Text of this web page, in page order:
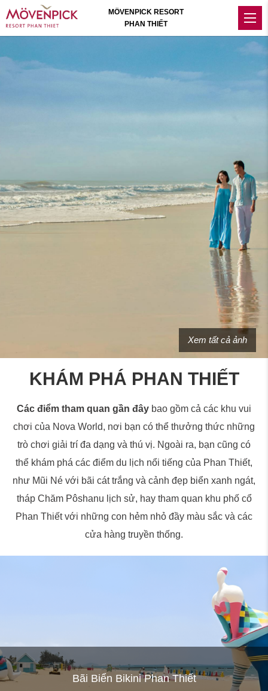
Xem tất cả ảnh
KHÁM PHÁ PHAN THIẾT
Các điểm tham quan gần đây bao gồm cả các khu vui
chơi của Nova World, nơi bạn có thể thưởng thức những
trò chơi giải trí đa dạng và thú vị. Ngoài ra, bạn cũng có
thể khám phá các điểm du lịch nổi tiếng của Phan Thiết,
như Mũi Né với bãi cát trắng và cảnh đẹp biển xanh ngát,
tháp Chăm Pôshanu lịch sử, hay tham quan khu phố cổ
Phan Thiết với những con hẻm nhỏ đầy màu sắc và các
cửa hàng truyền thống.
Bãi Biển Bikini Phan Thiết
MÖVENPICK RESORT
PHAN THIẾT